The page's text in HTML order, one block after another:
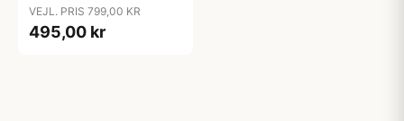
VEJL. PRIS 799,00 KR
495,00 kr